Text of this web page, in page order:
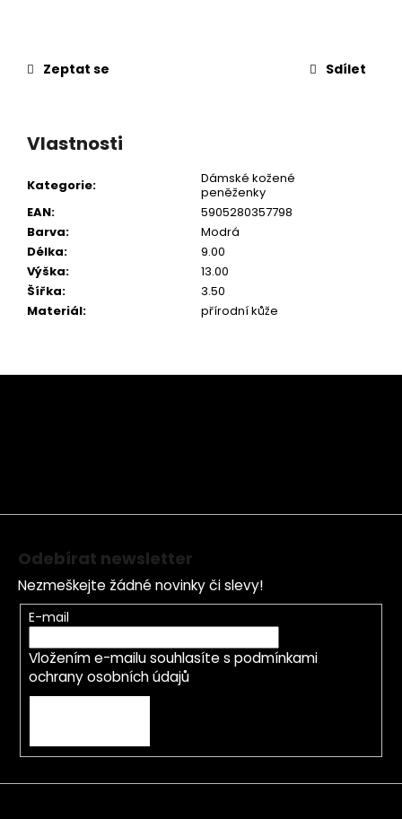
Zeptat se Sdílet
Vlastnosti
Kategorie:
Dámské kožené
peněženky
EAN:
5905280357798
Barva:
Modrá
Délka:
9.00
Výška:
13.00
Šířka:
3.50
Materiál: přírodní kůže
Z
Odebírat newsletter
Nezmeškejte žádné novinky či slevy!
E-mail
Vložením e-mailu souhlasíte s podmínkami
ochrany osobních údajů